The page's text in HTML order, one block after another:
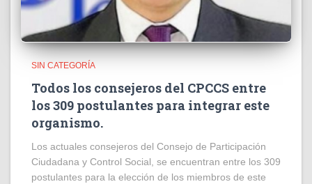
SIN CATEGORÍA
Todos los consejeros del CPCCS entre
los 309 postulantes para integrar este
organismo.
Los actuales consejeros del Consejo de Participación
Ciudadana y Control Social, se encuentran entre los 309
postulantes para la elección de los miembros de este